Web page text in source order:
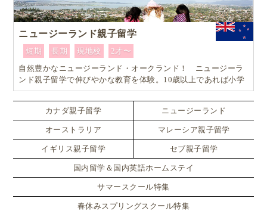
ニュージーランド親子留学
短期 長期 現地校
2才〜
自然豊かなニュージーランド・オークランド！ ニュージーラ
ンド親子留学で伸びやかな教育を体験。10歳以上であれば小学
生でも単身留学可能なスペシャルプラン！！
カナダ親子留学 ニュージーランド
オーストラリア マレーシア親子留学
イギリス親子留学 セブ親子留学
国内留学＆国内英語ホームステイ
サマースクール特集
春休みスプリングスクール特集